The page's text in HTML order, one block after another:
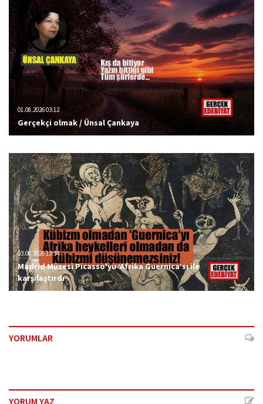
01.08.2026 03:12
Gerçekçi olmak / Ünsal Çankaya
03.08.2026 13:34
Madrid Müzesi Picasso'yu ‘Afrika Guernica’sı ile
karşılaştırdı
YORUMLAR
YORUM YAZ